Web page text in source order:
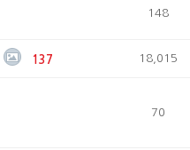
148
137 18,015
70